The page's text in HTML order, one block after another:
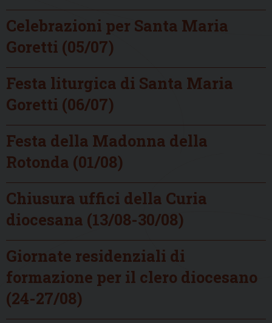
Celebrazioni per Santa Maria
Goretti (05/07)
Festa liturgica di Santa Maria
Goretti (06/07)
Festa della Madonna della
Rotonda (01/08)
Chiusura uffici della Curia
diocesana (13/08-30/08)
Giornate residenziali di
formazione per il clero diocesano
(24-27/08)